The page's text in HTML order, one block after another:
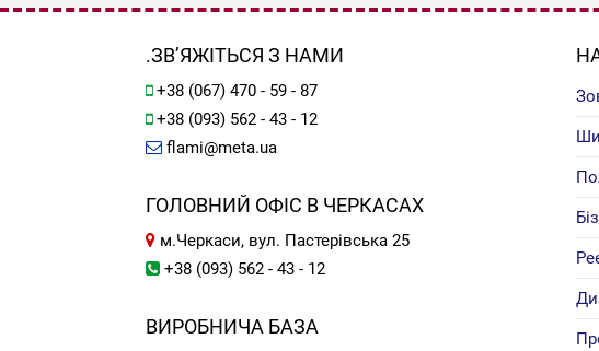
.ЗВ’ЯЖІТЬСЯ З НАМИ
+38 (067) 470 - 59 - 87
+38 (093) 562 - 43 - 12
flami@meta.ua
ГОЛОВНИЙ ОФІС В ЧЕРКАСАХ
м.Черкаси, вул. Пастерівська 25
+38 (093) 562 - 43 - 12
ВИРОБНИЧА БАЗА